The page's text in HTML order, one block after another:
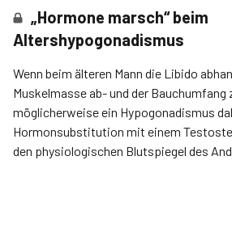
„Hormone marsch“ beim
Altershypogonadismus
Wenn beim älteren Mann die Libido
Muskelmasse ab- und der
möglicherweise ein Hypogonadismus
Hormonsubstitution mit einem
den physiologischen Blutspiegel des